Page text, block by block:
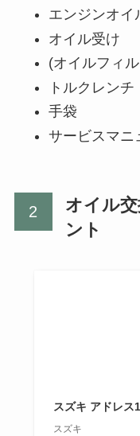
エンジンオイ
オイル受け
(オイルフィ
トルクレンチ
手袋
サービスマニ
オイル
ント
スズキ アドレス
スズキ